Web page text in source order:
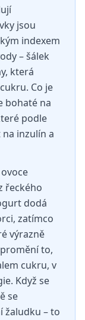
jsou
indexem
– šálek
která
Co je
bohaté na
podle
inzulín a
řeckého
dodá
zatímco
výrazně
to,
cukru, v
Když se
se
žaludku – to